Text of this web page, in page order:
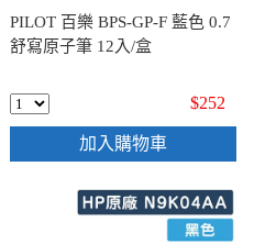
PILOT 百樂 BPS-GP-F 藍色 0.7
舒寫原子筆 12入/盒
$252
加入購物車